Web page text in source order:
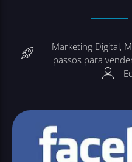
Marketing Digital,
passos para